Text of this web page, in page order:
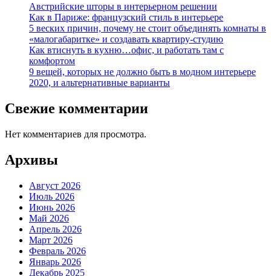
Австрийские шторы в интерьерном решении
Как в Париже: французский стиль в интерьере
5 веских причин, почему не стоит объединять комнаты в
«малогабаритке» и создавать квартиру-студию
Как втиснуть в кухню…офис, и работать там с
комфортом
9 вещей, которых не должно быть в модном интерьере
2020, и альтернативные варианты
Свежие комментарии
Нет комментариев для просмотра.
Архивы
Август 2026
Июль 2026
Июнь 2026
Май 2026
Апрель 2026
Март 2026
Февраль 2026
Январь 2026
Декабрь 2025